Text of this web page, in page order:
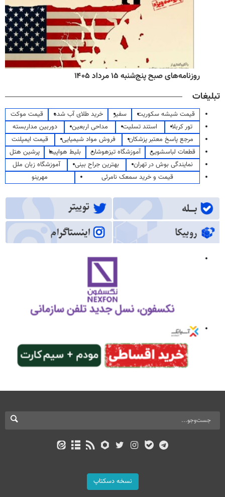
روزنامه‌های صبح پنج‌شنبه ۱۵ مرداد ۱۴۰۵
تبلیغات
قیمت شیشه سکوریت سفیر خرید طلای آب شده
قیمت موکت
تور کربلا
استند تسلیت مداحی اربعین
دوربین مداربسته
مرجع پاسخ معتبر پزشکان
فروش مواد شیمیایی
قیمت ایمپلنت
قطعات لباسشویی
آموزشگاه تیزهوشان بلیط هواپیما
پرشین هتل
نمایندگی بوش در تهران
بهترین جراح بینی
آموزشگاه زبان ملل
قیمت و خرید سمعک نامرئی
مهرینو
نسخه دسکتاپ